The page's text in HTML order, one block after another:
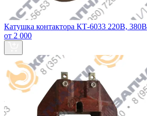
Катушка контактора КТ-6033 220В, 380В
от 2 000